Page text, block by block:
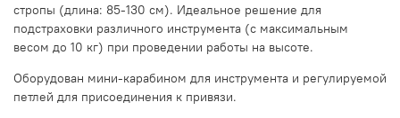
стропы (длина: 85-130 см). Идеальное решение для
подстраховки различного инструмента (с максимальным
весом до 10 кг) при проведении работы на высоте.
Оборудован мини-карабином для инструмента и регулируемой
петлей для присоединения к привязи.